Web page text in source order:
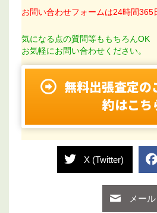
お問い合わせフォームは24時間365
気になる点の質問等ももちろんOK
お気軽にお問い合わせください。
無料出張査定の
約はこち
X (Twitter)
メール